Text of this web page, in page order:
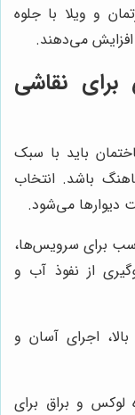
و ویلا با جلوه
می‌دهند.
نقاشی
باید با سبک
باشد. انتخاب
دیوارها می‌شود.
برای سرویس‌ها،
از نفوذ آب و
بالا، اجرای آسان و
لوکس و براق برای